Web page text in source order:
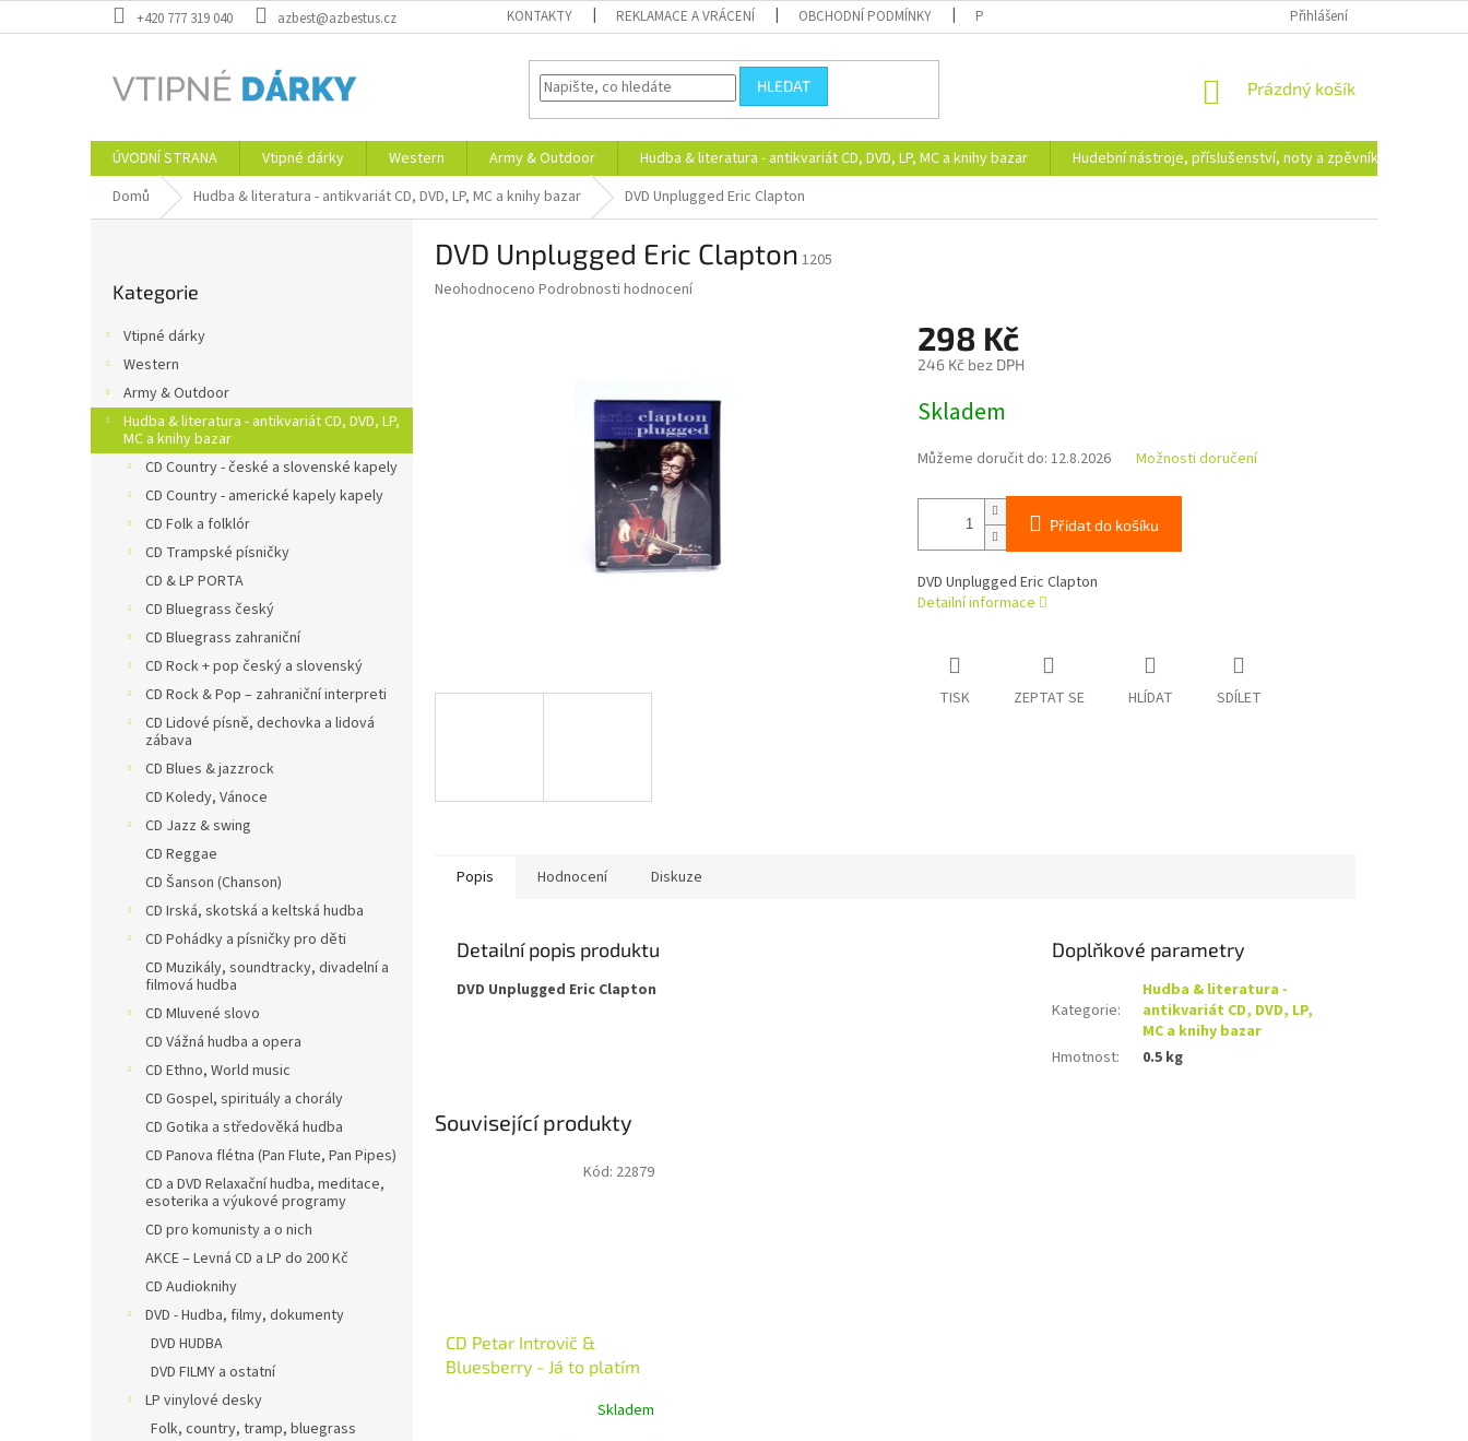
na
+420 777 319 040 azbest@azbestus.cz KONTAKTY REKLAMACE A VRÁCENÍ OBCHODNÍ PODMÍNKY PODMÍNKY OCHRANY OSOBNÍCH ÚDAJŮ DOPRAVA A PLATBA
Přihlášení
HLEDAT
NÁKUPNÍ
Prázdný košík
ÚVODNÍ STRANA Vtipné dárky Western Army & Outdoor Hudba & literatura - antikvariát CD, DVD, LP, MC a knihy bazar Hudební nástroje, příslušenství, noty a zpěvníky
Domů
Hudba & literatura - antikvariát CD, DVD, LP, MC a knihy bazar DVD Unplugged Eric Clapton
p
kategorie
Kategorie
Vtipné dárky
Western
Army & Outdoor
Hudba & literatura - antikvariát CD, DVD, LP,
MC a knihy bazar
CD Country - české a slovenské kapely
CD Country - americké kapely kapely
CD Folk a folklór
CD Trampské písničky
CD & LP PORTA
CD Bluegrass český
CD Bluegrass zahraniční
CD Rock + pop český a slovenský
CD Rock & Pop – zahraniční interpreti
CD Lidové písně, dechovka a lidová
zábava
CD Blues & jazzrock
CD Koledy, Vánoce
CD Jazz & swing
CD Reggae
CD Šanson (Chanson)
CD Irská, skotská a keltská hudba
CD Pohádky a písničky pro děti
CD Muzikály, soundtracky, divadelní a
filmová hudba
CD Mluvené slovo
CD Vážná hudba a opera
CD Ethno, World music
CD Gospel, spirituály a chorály
CD Gotika a středověká hudba
CD Panova flétna (Pan Flute, Pan Pipes)
CD a DVD Relaxační hudba, meditace,
esoterika a výukové programy
CD pro komunisty a o nich
AKCE – Levná CD a LP do 200 Kč
CD Audioknihy
DVD - Hudba, filmy, dokumenty
DVD HUDBA
DVD FILMY a ostatní
LP vinylové desky
Folk, country, tramp, bluegrass
DVD Unplugged Eric Clapton 1205
Průměrné
Neohodnoceno Podrobnosti hodnocení
298 Kč
246 Kč bez DPH
cena:
Skladem
Můžeme doručit do: 12.8.2026 Možnosti doručení
Přidat do košíku
DVD Unplugged Eric Clapton
Detailní informace
TISK ZEPTAT SE HLÍDAT SDÍLET
Popis Hodnocení Diskuze
Detailní popis produktu
DVD Unplugged Eric Clapton
Doplňkové parametry
Kategorie:
Hudba & literatura -
antikvariát CD, DVD, LP,
MC a knihy bazar
Hmotnost: 0.5 kg
Související produkty
CD Petar Introvič &
Bluesberry - Já to platím
Skladem
Kód: 22879